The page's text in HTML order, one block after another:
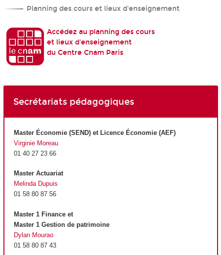
Planning des cours et lieux d'enseignement
Accédez au planning des cours
et lieux d'enseignement
du Centre Cnam Paris
Secrétariats pédagogiques
Master Économie (SEND) et Licence Économie (AEF)
Virginie Moreau
01 40 27 23 66
Master Actuariat
Melinda Dupuis
01 58 80 87 56
Master 1 Finance et
Master 1 Gestion de patrimoine
Dylan Mourao
01 58 80 87 43